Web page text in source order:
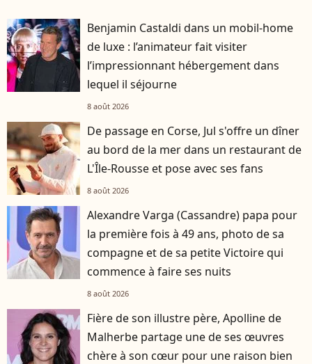
Benjamin Castaldi dans un mobil-home
de luxe : l’animateur fait visiter
l’impressionnant hébergement dans
lequel il séjourne
8 août 2026
De passage en Corse, Jul s'offre un dîner
au bord de la mer dans un restaurant de
L'Île-Rousse et pose avec ses fans
8 août 2026
Alexandre Varga (Cassandre) papa pour
la première fois à 49 ans, photo de sa
compagne et de sa petite Victoire qui
commence à faire ses nuits
8 août 2026
Fière de son illustre père, Apolline de
Malherbe partage une de ses œuvres
chère à son cœur pour une raison bien